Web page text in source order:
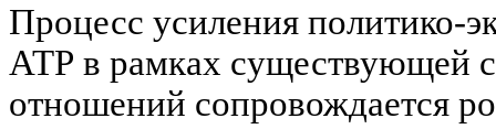
Процесс усиления политико-
АТР в рамках существующей
отношений сопровождается